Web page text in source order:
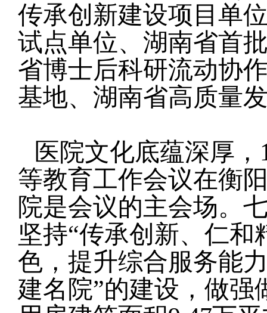
传承创新建设项目单
试点单位、湖南省首
省博士后科研流动协
基地、湖南省高质量
医院文化底蕴深厚，
等教育工作会议在衡
院是会议的主会场。
坚持“传承创新、仁
色，提升综合服务能
建名院”的建设，做